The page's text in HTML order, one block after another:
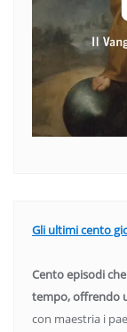
Gli ultimi cento
Cento episodi
tempo, offrendo
con maestria i